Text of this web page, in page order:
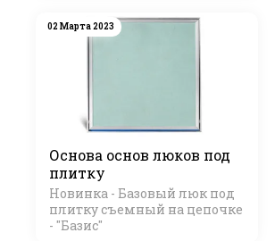
02 Марта 2023
Основа основ люков под
плитку
Новинка - Базовый люк под
плитку съемный на цепочке
- "Базис"